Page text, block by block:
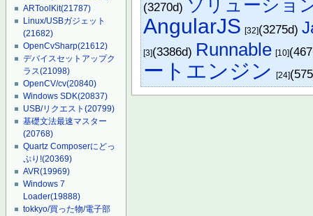
ARToolKit(21787)
Linux/USBガジェット
(21682)
OpenCvSharp(21612)
デバイスセットアップク
ラス(21098)
OpenCV/cv(20840)
Windows SDK(20837)
USB/リクエスト(20799)
基礎文法最速マスター
(20768)
Quartz Composerにどっ
ぷり!(20369)
AVR(19969)
Windows 7
Loader(19888)
tokkyo/買った物/電子部
(3270d) ソリューショ
AngularJS [32](3275d)
[3](3386d) Runnable [10]
ートエンジン [24]